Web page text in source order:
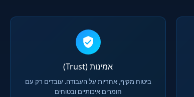
אמינות (Trust)
ביטוח מקיף, אחריות על העבודה. עובדים רק עם
חומרים איכותיים ובטוחים